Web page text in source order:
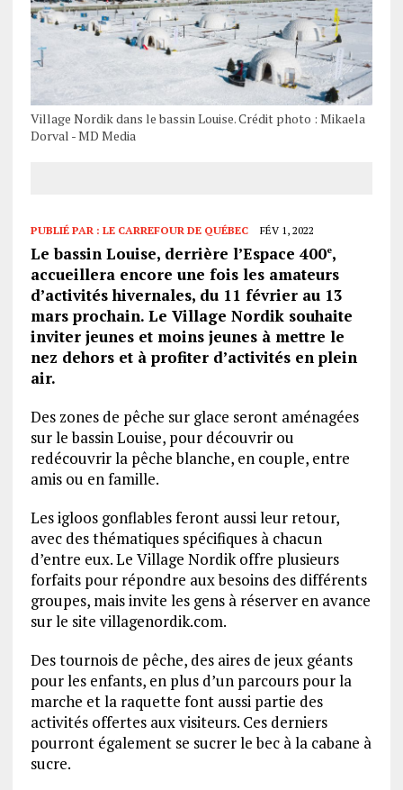
Village Nordik dans le bassin Louise. Crédit photo : Mikaela
Dorval - MD Media
PUBLIÉ PAR : LE CARREFOUR DE QUÉBEC FÉV 1, 2022
Le bassin Louise, derrière l’Espace 400e,
accueillera encore une fois les amateurs
d’activités hivernales, du 11 février au 13
mars prochain. Le Village Nordik souhaite
inviter jeunes et moins jeunes à mettre le
nez dehors et à profiter d’activités en plein
air.
Des zones de pêche sur glace seront aménagées
sur le bassin Louise, pour découvrir ou
redécouvrir la pêche blanche, en couple, entre
amis ou en famille.
Les igloos gonflables feront aussi leur retour,
avec des thématiques spécifiques à chacun
d’entre eux. Le Village Nordik offre plusieurs
forfaits pour répondre aux besoins des différents
groupes, mais invite les gens à réserver en avance
sur le site villagenordik.com.
Des tournois de pêche, des aires de jeux géants
pour les enfants, en plus d’un parcours pour la
marche et la raquette font aussi partie des
activités offertes aux visiteurs. Ces derniers
pourront également se sucrer le bec à la cabane à
sucre.